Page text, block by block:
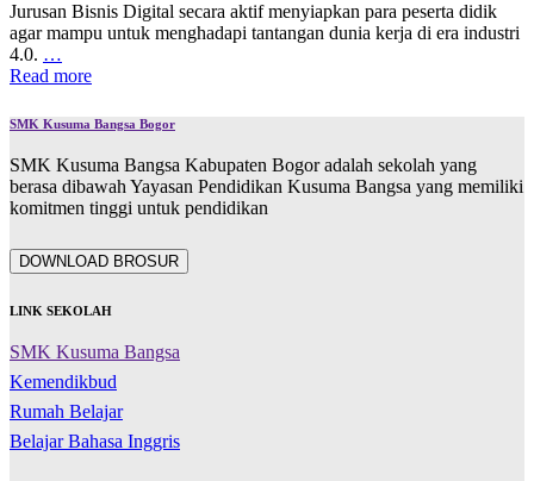
Jurusan Bisnis Digital secara aktif menyiapkan para peserta didik
agar mampu untuk menghadapi tantangan dunia kerja di era industri
4.0. …
Read more
SMK Kusuma Bangsa Bogor
SMK Kusuma Bangsa Kabupaten Bogor adalah sekolah yang
berasa dibawah Yayasan Pendidikan Kusuma Bangsa yang memiliki
komitmen tinggi untuk pendidikan
DOWNLOAD BROSUR
LINK SEKOLAH
SMK Kusuma Bangsa
Kemendikbud
Rumah Belajar
Belajar Bahasa Inggris